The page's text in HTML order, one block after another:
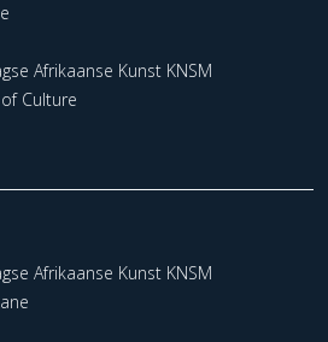
Afrikaanse Kunst KNSM
Culture
Afrikaanse Kunst KNSM